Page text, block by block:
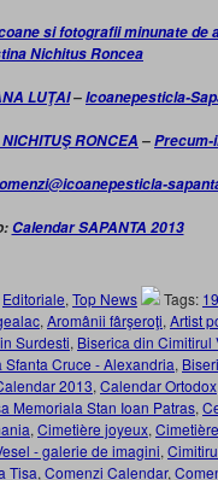
si fotografii minunate de
Nichitus Roncea
LUŢAI–Icoanepesticla-
RONCEA –Precum-
Calendar SAPANTA 2013
Editoriale, Top News Tags:
, Aromânii fârşeroţi, Artist
Surdesti, Biserica din Cimitirul
Sfanta Cruce - Alexandria,
2013, Calendar Ortodox
Memoriala Stan Ioan Patras,
, Cimetière joyeux,
- galerie de imagini,
Tisa, Comenzi Calendar,